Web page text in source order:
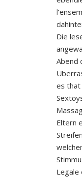
Die
Abend
es that
Eltern
Legale